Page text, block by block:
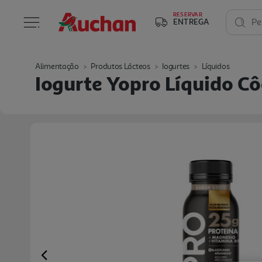
RESERVAR
ENTREGA
Alimentação Produtos Lácteos Iogurtes Líquidos
Iogurte Yopro Líquido